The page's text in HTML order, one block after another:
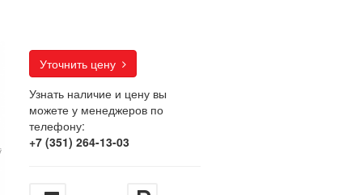
Уточнить цену
Узнать наличие и цену вы
можете у менеджеров по
телефону:
+7 (351) 264-13-03